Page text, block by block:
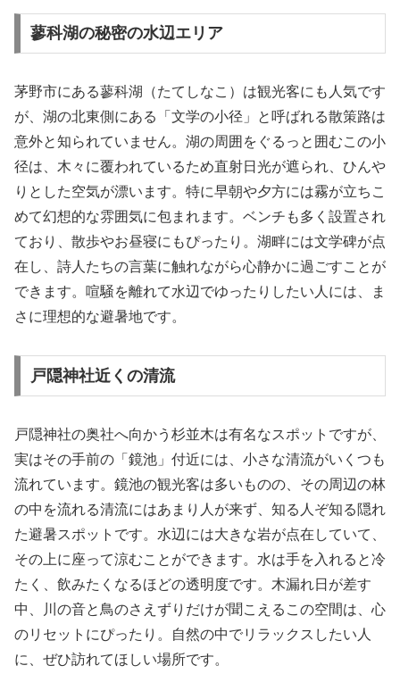
蓼科湖の秘密の水辺エリア
茅野市にある蓼科湖（たてしなこ）は観光客にも人気です
が、湖の北東側にある「文学の小径」と呼ばれる散策路は
意外と知られていません。湖の周囲をぐるっと囲むこの小
径は、木々に覆われているため直射日光が遮られ、ひんや
りとした空気が漂います。特に早朝や夕方には霧が立ちこ
めて幻想的な雰囲気に包まれます。ベンチも多く設置され
ており、散歩やお昼寝にもぴったり。湖畔には文学碑が点
在し、詩人たちの言葉に触れながら心静かに過ごすことが
できます。喧騒を離れて水辺でゆったりしたい人には、ま
さに理想的な避暑地です。
戸隠神社近くの清流
戸隠神社の奥社へ向かう杉並木は有名なスポットですが、
実はその手前の「鏡池」付近には、小さな清流がいくつも
流れています。鏡池の観光客は多いものの、その周辺の林
の中を流れる清流にはあまり人が来ず、知る人ぞ知る隠れ
た避暑スポットです。水辺には大きな岩が点在していて、
その上に座って涼むことができます。水は手を入れると冷
たく、飲みたくなるほどの透明度です。木漏れ日が差す
中、川の音と鳥のさえずりだけが聞こえるこの空間は、心
のリセットにぴったり。自然の中でリラックスしたい人
に、ぜひ訪れてほしい場所です。